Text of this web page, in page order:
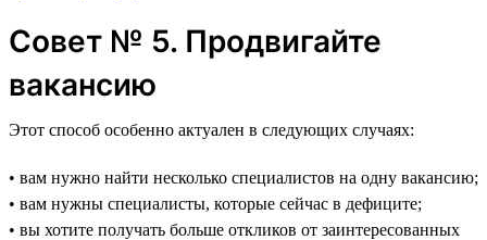
Совет № 5. Продвигайте
вакансию
Этот способ особенно актуален в следующих случаях:
• вам нужно найти несколько специалистов на одну вакансию;
• вам нужны специалисты, которые сейчас в дефиците;
• вы хотите получать больше откликов от заинтересованных